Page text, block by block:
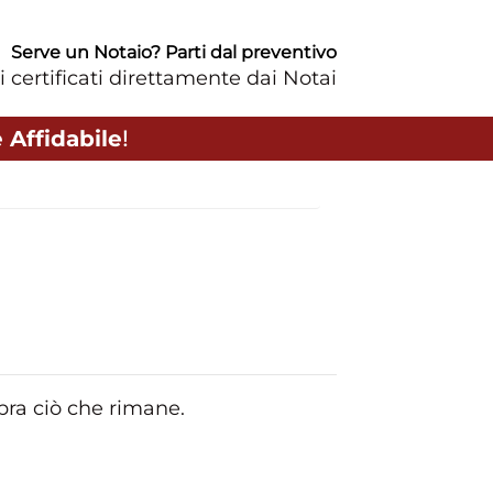
Serve un Notaio? Parti dal preventivo
certificati direttamente dai Notai
Affidabile!
ciò che rimane.